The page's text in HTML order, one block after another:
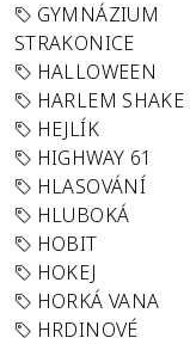
GYMNÁZIUM
STRAKONICE
HALLOWEEN
HARLEM SHAKE
HEJLÍK
HIGHWAY 61
HLASOVÁNÍ
HLUBOKÁ
HOBIT
HOKEJ
HORKÁ VANA
HRDINOVÉ